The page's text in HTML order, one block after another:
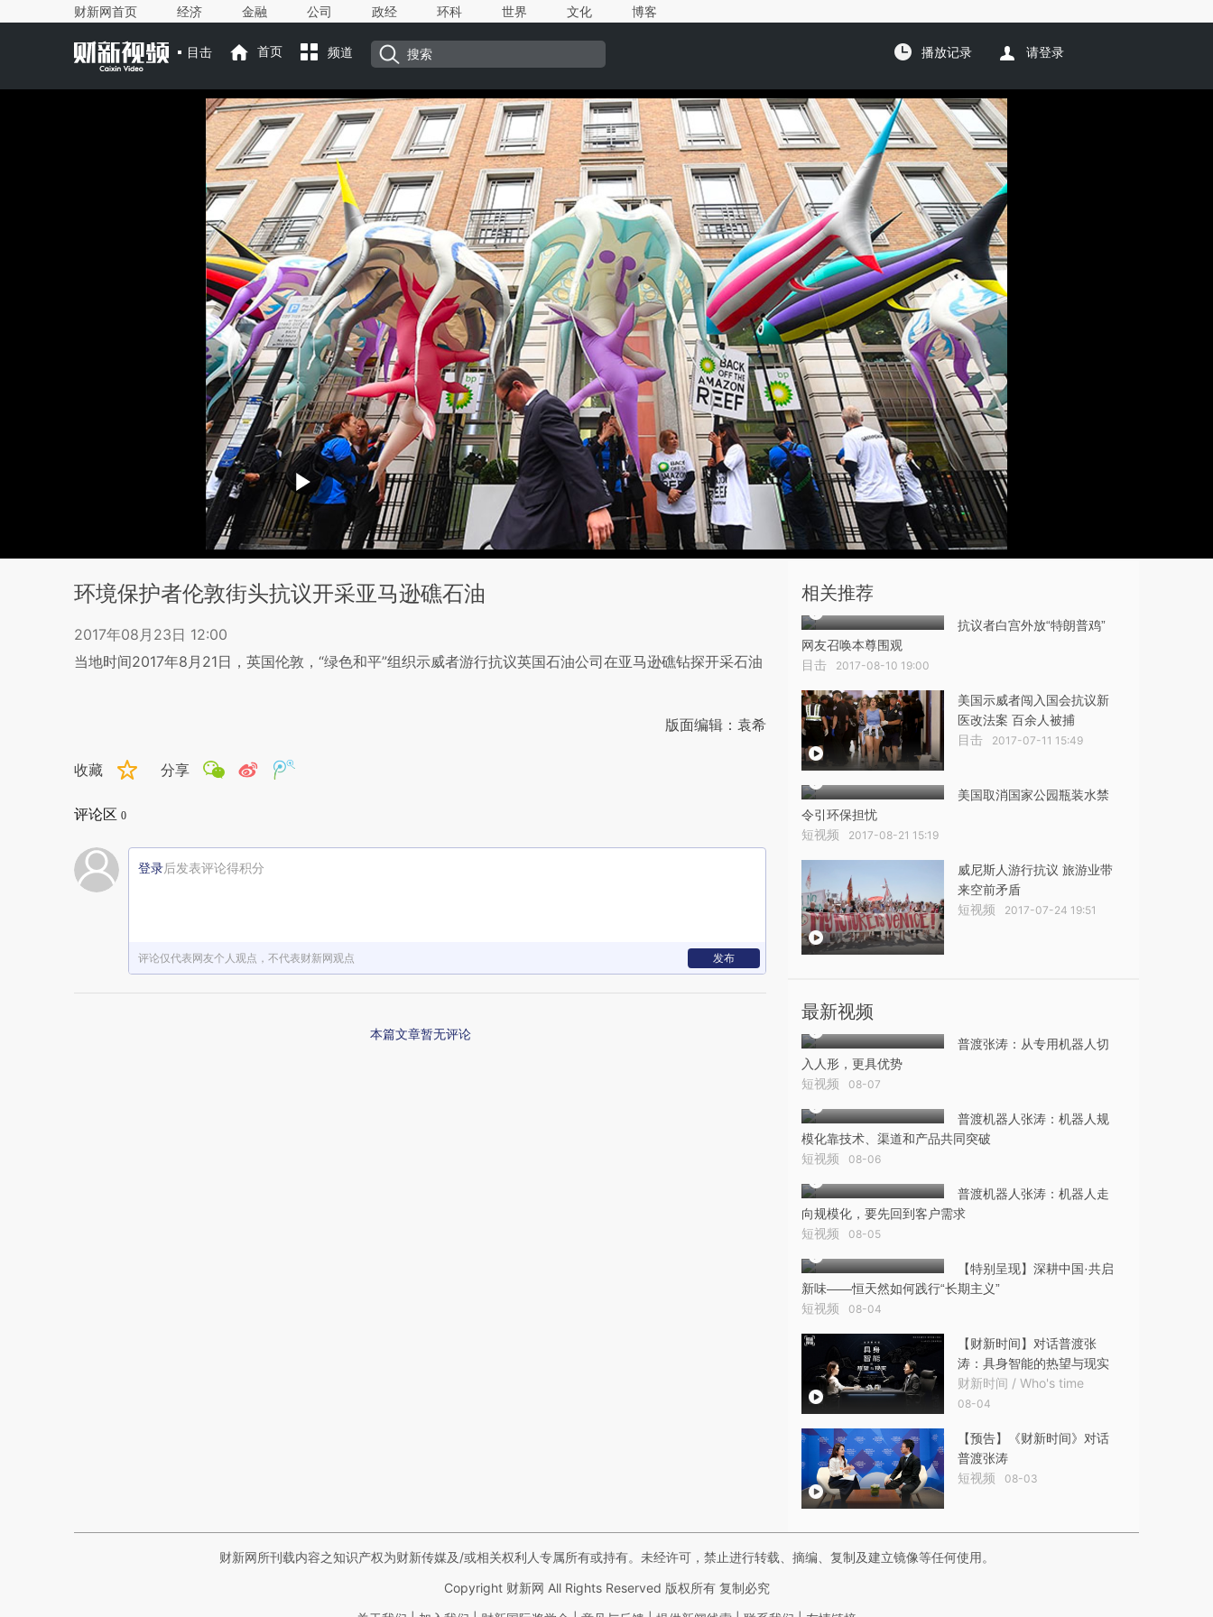
财新网首页 经济 金融 公司 政经 环科 世界 文化 博客
目击 首页 频道 播放记录 请登录
环境保护者伦敦街头抗议开采亚马逊礁石油
2017年08月23日 12:00
当地时间2017年8月21日，英国伦敦，“绿色和平”组织示威者游行抗议英国石油公司在亚马逊礁钻探开采石油
版面编辑：袁希
收藏 分享
评论区 0
登录后发表评论得积分
评论仅代表网友个人观点，不代表财新网观点 发布
本篇文章暂无评论
相关推荐
抗议者白宫外放“特朗普鸡”
网友召唤本尊围观
目击 2017-08-10 19:00
美国示威者闯入国会抗议新
医改法案 百余人被捕
目击 2017-07-11 15:49
美国取消国家公园瓶装水禁
令引环保担忧
短视频 2017-08-21 15:19
威尼斯人游行抗议 旅游业带
来空前矛盾
短视频 2017-07-24 19:51
最新视频
普渡张涛：从专用机器人切
入人形，更具优势
短视频 08-07
普渡机器人张涛：机器人规
模化靠技术、渠道和产品共同突破
短视频 08-06
普渡机器人张涛：机器人走
向规模化，要先回到客户需求
短视频 08-05
【特别呈现】深耕中国·共启
新味——恒天然如何践行“长期主义”
短视频 08-04
【财新时间】对话普渡张
涛：具身智能的热望与现实
财新时间 / Who's time
08-04
【预告】《财新时间》对话
普渡张涛
短视频 08-03
财新网所刊载内容之知识产权为财新传媒及/或相关权利人专属所有或持有。未经许可，禁止进行转载、摘编、复制及建立镜像等任何使用。
Copyright 财新网 All Rights Reserved 版权所有 复制必究